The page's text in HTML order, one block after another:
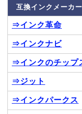
互換インクメーカー
⇒インク革命
⇒インクナビ
⇒インクのチップ
⇒ジット
⇒インクパークス